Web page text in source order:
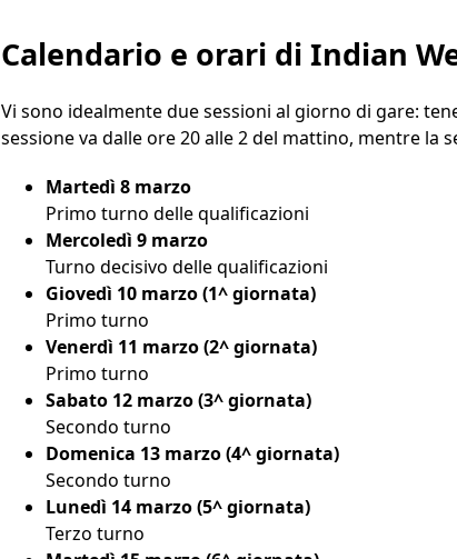
Calendario e orari di Indian
Vi sono idealmente due sessioni al giorno di gare:
sessione va dalle ore 20 alle 2 del mattino, mentre la
Martedì 8 marzo
Primo turno delle qualificazioni
Mercoledì 9 marzo
Turno decisivo delle qualificazioni
Giovedì 10 marzo (1^ giornata)
Primo turno
Venerdì 11 marzo (2^ giornata)
Primo turno
Sabato 12 marzo (3^ giornata)
Secondo turno
Domenica 13 marzo (4^ giornata)
Secondo turno
Lunedì 14 marzo (5^ giornata)
Terzo turno